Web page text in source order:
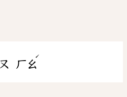
ㄏㄠ
ˊ